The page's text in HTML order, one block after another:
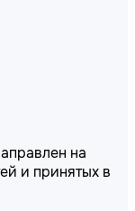
на
и принятых в